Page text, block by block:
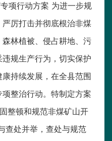
项行动方案 为进一步规
厉打击并彻底根治非煤
林植被、侵占耕地、污
规生产行为，切实保护
持续发展，在全县范围
整治行动。特制定方案
整顿和规范非煤矿山开
查处并举，查处与规范